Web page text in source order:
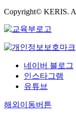
Copyright© KERIS.
네이버 블로그
인스타그램
유튜브
해외이동버튼